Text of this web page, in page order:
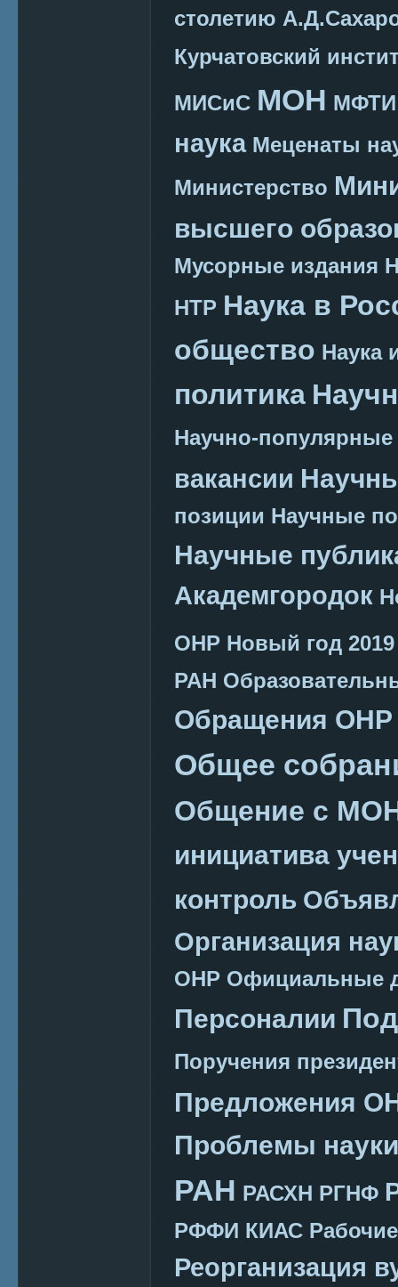
столетию
Курчатовский
МИСиС МОН МФТИ
наука Меценаты
Министерство
высшего
Мусорные издания
НТР Наука в
общество Наука
политика
Научно-
вакансии
позиции Научные
Научные
Академгородок
ОНР Новый год 2019
РАН
Обращения ОНР
Общее
Общение с
инициатива
контроль
Организация
ОНР Официальные
Персоналии
Поручения
Предложения
Проблемы науки
РАН РАСХН РГНФ
РФФИ КИАС
Реорганизация